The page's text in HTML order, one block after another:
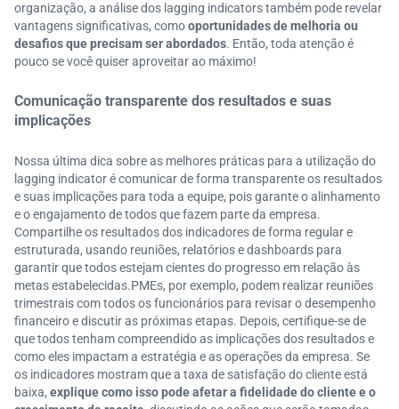
organização, a análise dos lagging indicators também pode revelar
vantagens significativas, comooportunidades de melhoria ou
desafios que precisam ser abordados. Então, toda atenção é
pouco se você quiser aproveitar ao máximo!
Comunicação transparente dos resultados e suas
implicações
Nossa última dica sobre as melhores práticas para a utilização do
lagging indicator é comunicar de forma transparente os resultados
e suas implicações para toda a equipe, pois garante o alinhamento
e o engajamento de todos que fazem parte da empresa.
Compartilhe os resultados dos indicadores de forma regular e
estruturada, usando reuniões, relatórios e dashboards para
garantir que todos estejam cientes do progresso em relação às
metas estabelecidas.PMEs, por exemplo, podem realizar reuniões
trimestrais com todos os funcionários para revisar o desempenho
financeiro e discutir as próximas etapas. Depois, certifique-se de
que todos tenham compreendido as implicações dos resultados e
como eles impactam a estratégia e as operações da empresa. Se
os indicadores mostram que a taxa de satisfação do cliente está
baixa, explique como isso pode afetar a fidelidade do cliente e o